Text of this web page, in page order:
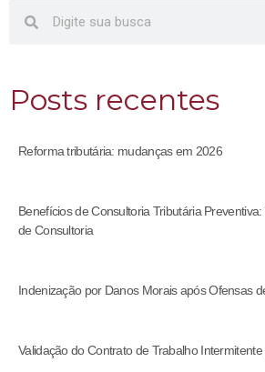
Posts recentes
Reforma tributária: mudanças em 2026
Benefícios de Consultoria Tributária
de Consultoria
Indenização por Danos Morais após Ofensas
Validação do Contrato de Trabalho